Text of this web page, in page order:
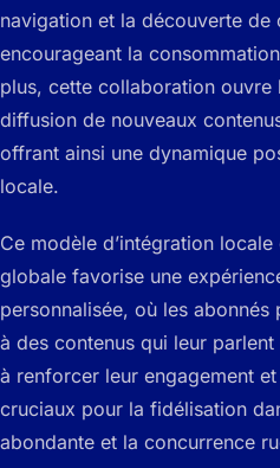
navigation et la découverte de
encourageant la
plus, cette collaboration
diffusion de nouveaux
offrant ainsi une dynamique
locale.
Ce modèle d’intégration
globale favorise une
personnalisée, où les
à des contenus qui leur
à renforcer leur engagement
cruciaux pour la fidélisation
abondante et la concurrence